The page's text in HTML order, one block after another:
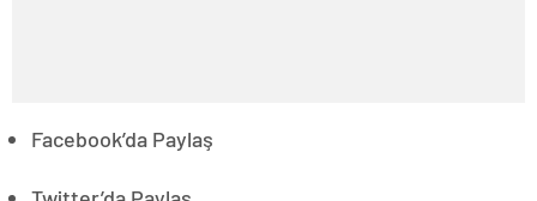
Facebook’da Paylaş